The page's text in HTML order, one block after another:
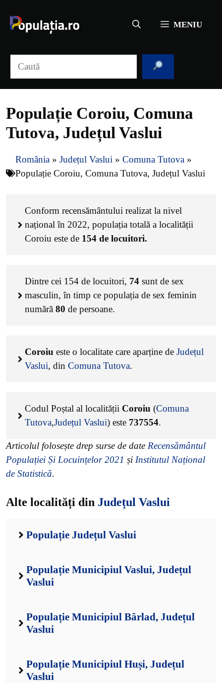
conținut
MENIU
Populație Coroiu, Comuna
Tutova, Județul Vaslui
România » Județul Vaslui » Comuna Tutova »
Populație Coroiu, Comuna Tutova, Județul Vaslui
Conform recensământului realizat la nivel
național în 2022, populația totală a localității
Coroiu este de 154 de locuitori.
Dintre cei 154 de locuitori, 74 sunt de sex
masculin, în timp ce populația de sex feminin
numără 80 de persoane.
Coroiu este o localitate care aparține de Județul
Vaslui, din Comuna Tutova.
Codul Poștal al localității Coroiu (Comuna
Tutova,Județul Vaslui) este 737554.
Articolul folosește drep surse de date Recensământul
Populației Și Locuințelor 2021 și Institutul Național
de Statistică.
Alte localități din Județul Vaslui
Populație Județul Vaslui
Populație Municipiul Vaslui, Județul
Vaslui
Populație Municipiul Bârlad, Județul
Vaslui
Populație Municipiul Huși, Județul
Vaslui